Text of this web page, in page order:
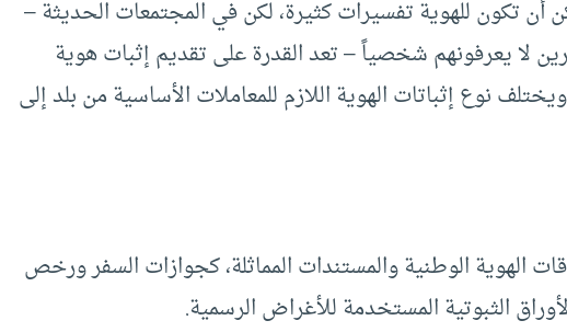
تكون للهوية تفسيرات كثيرة، لكن في المجتمعات الحديثة –
لا يعرفونهم شخصياً – تعد القدرة على تقديم إثبات هوية
نوع إثباتات الهوية اللازم للمعاملات الأساسية من بلد إلى
الهوية الوطنية والمستندات المماثلة، كجوازات السفر ورخص
الثبوتية المستخدمة للأغراض الرسمية.